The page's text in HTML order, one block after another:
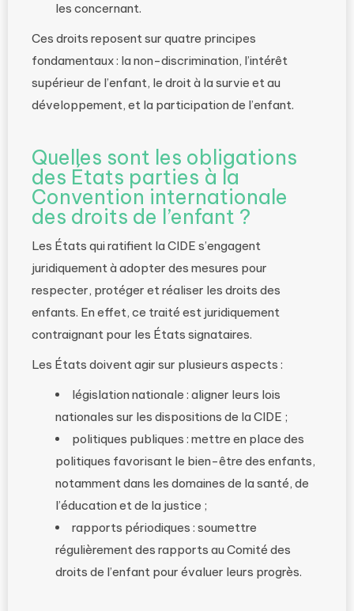
les concernant.
Ces droits reposent sur quatre principes
fondamentaux : la non-discrimination, l’intérêt
supérieur de l’enfant, le droit à la survie et au
développement, et la participation de l’enfant.
Quelles sont les obligations
des États parties à la
Convention internationale
des droits de l’enfant ?
Les États qui ratifient la CIDE s’engagent
juridiquement à adopter des mesures pour
respecter, protéger et réaliser les droits des
enfants. En effet, ce traité est juridiquement
contraignant pour les États signataires.
Les États doivent agir sur plusieurs aspects :
législation nationale : aligner leurs lois
nationales sur les dispositions de la CIDE ;
politiques publiques : mettre en place des
politiques favorisant le bien-être des enfants,
notamment dans les domaines de la santé, de
l’éducation et de la justice ;
rapports périodiques : soumettre
régulièrement des rapports au Comité des
droits de l’enfant pour évaluer leurs progrès.